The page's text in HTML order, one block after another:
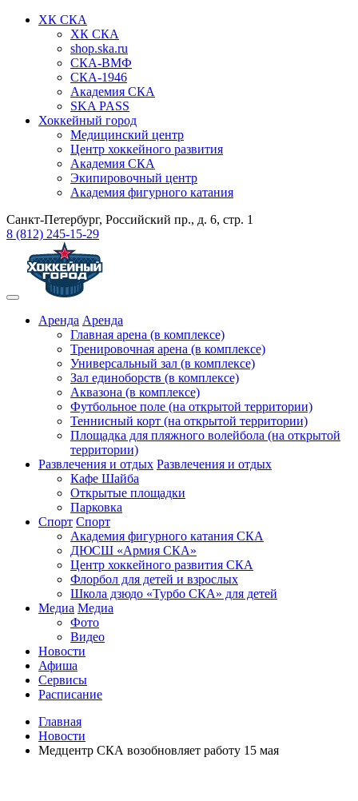
ХК СКА
ХК СКА
shop.ska.ru
СКА-ВМФ
СКА-1946
Академия СКА
SKA PASS
Хоккейный город
Медицинский центр
Центр хоккейного развития
Академия СКА
Экипировочный центр
Академия фигурного катания
Санкт-Петербург, Российский пр., д. 6, стр. 1
8 (812) 245-15-29
Аренда Аренда
Главная арена (в комплексе)
Тренировочная арена (в комплексе)
Универсальный зал (в комплексе)
Зал единоборств (в комплексе)
Аквазона (в комплексе)
Футбольное поле (на открытой территории)
Теннисный корт (на открытой территории)
Площадка для пляжного волейбола (на открытой
территории)
Развлечения и отдых Развлечения и отдых
Кафе Шайба
Открытые площадки
Парковка
Спорт Спорт
Академия фигурного катания СКА
ДЮСШ «Армия СКА»
Центр хоккейного развития СКА
Флорбол для детей и взрослых
Школа дзюдо «Турбо СКА» для детей
Медиа Медиа
Фото
Видео
Новости
Афиша
Сервисы
Расписание
Главная
Новости
Медцентр СКА возобновляет работу 15 мая